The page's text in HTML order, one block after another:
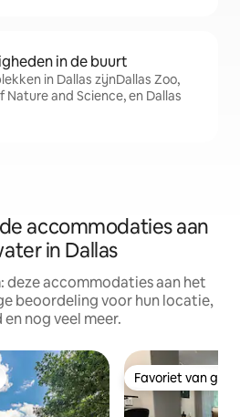
in de buurt
in Dallas zijnDallas Zoo,
Nature and Science, en Dallas
accommodaties aan
in Dallas
deze accommodaties aan het
beoordeling voor hun locatie,
nog veel meer.
Favoriet van
Favoriet van